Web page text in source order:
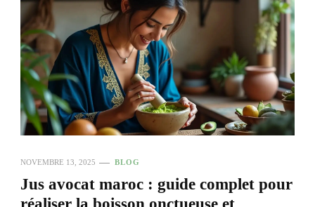
NOVEMBRE 13, 2025 BLOG
Jus avocat maroc : guide complet pour